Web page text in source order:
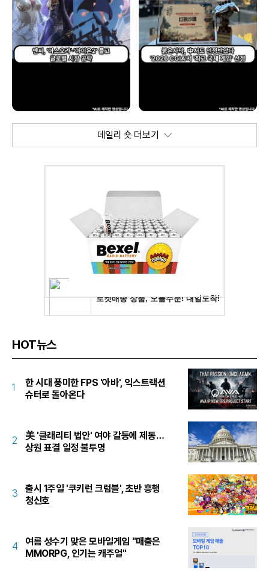
데일리 숏 더보기
HOT뉴스
1
한 시대 풍미한 FPS '아바', 익스트랙션
슈터로 돌아온다
2
美 '클래리티 법안' 여야 갈등에 제동…
상원 표결 일정 불투명
3
출시 1주일 '쿠키런 크럼블', 초반 흥행
청신호
4
여름 성수기 맞은 모바일게임 "매출은
MMORPG, 인기는 캐주얼"